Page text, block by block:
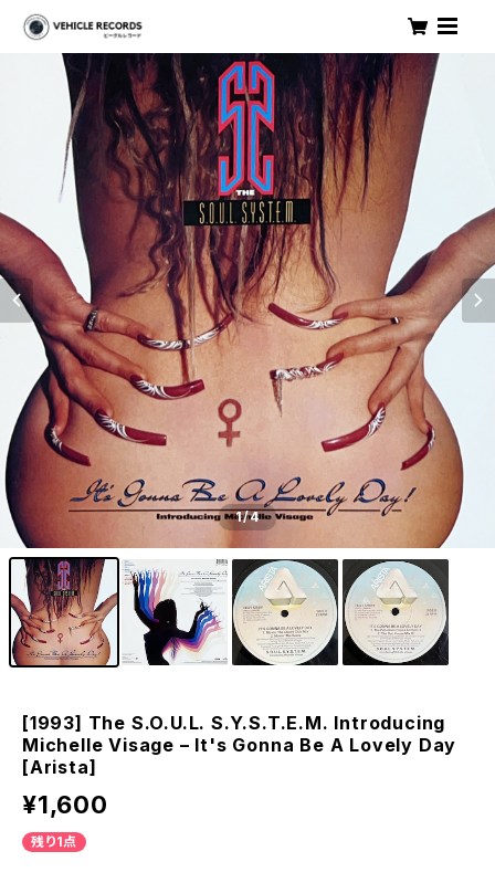
1/4
[1993] The S.O.U.L. S.Y.S.T.E.M. Introducing
Michelle Visage – It's Gonna Be A Lovely Day
[Arista]
¥1,600
残り1点